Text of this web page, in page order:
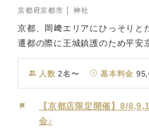
京都府京都市 │ 神社
京都、岡﨑エリアにひっそりと
遷都の際に王城鎮護のため平安
で、都の東に鎮座することから
素盞鳴尊(すさのおのみこと)と
そして二神から生まれた三女五
です。たくさんの御子神をもう
産のご神徳があります。当時は
人数 2名〜 基本料金
【京都店限定開催】8/
会♪